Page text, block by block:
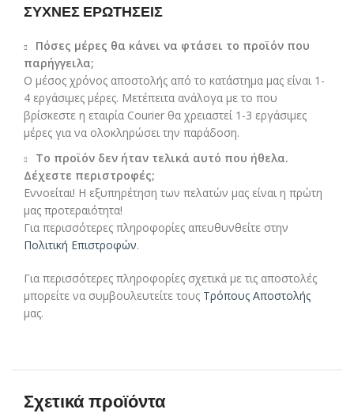
ΣΥΧΝΕΣ ΕΡΩΤΗΣΕΙΣ
Πόσες μέρες θα κάνει να φτάσει το προϊόν που
παρήγγειλα;
Ο μέσος χρόνος αποστολής από το κατάστημα μας είναι 1-
4 εργάσιμες μέρες. Μετέπειτα ανάλογα με το που
βρίσκεστε η εταιρία Courier θα χρειαστεί 1-3 εργάσιμες
μέρες για να ολοκληρώσει την παράδοση.
Το προϊόν δεν ήταν τελικά αυτό που ήθελα.
Δέχεστε περιστροφές;
Εννοείται! Η εξυπηρέτηση των πελατών μας είναι η πρώτη
μας προτεραιότητα!
Για περισσότερες πληροφορίες απευθυνθείτε στην
Πολιτική Επιστροφών.
Για περισσότερες πληροφορίες σχετικά με τις αποστολές
μπορείτε να συμβουλευτείτε τους Τρόπους Αποστολής
μας.
Σχετικά προϊόντα